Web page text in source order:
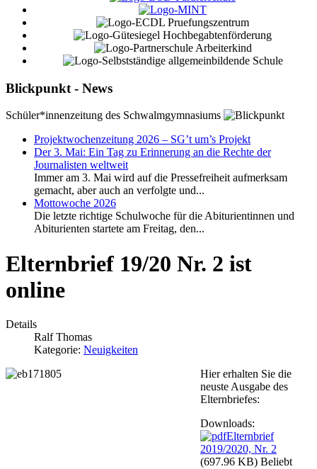
Blickpunkt - News
Schüler*innenzeitung des Schwalmgymnasiums
Projektwochenzeitung 2026 – SG’t um’s Projekt
Der 3. Mai: Ein Tag zu Erinnerung an die Rechte der
Journalisten weltweit
Immer am 3. Mai wird auf die Pressefreiheit aufmerksam
gemacht, aber auch an verfolgte und...
Mottowoche 2026
Die letzte richtige Schulwoche für die Abiturientinnen und
Abiturienten startete am Freitag, den...
Elternbrief 19/20 Nr. 2 ist
online
Details
Ralf Thomas
Kategorie: Neuigkeiten
Hier erhalten Sie die
neuste Ausgabe des
Elternbriefes:
Downloads:
Elternbrief
2019/2020, Nr. 2
(697.96 KB) Beliebt